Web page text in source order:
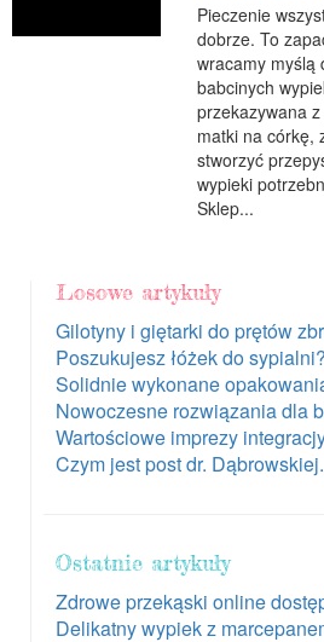
Pieczenie
dobrze. To
wracamy myślą
babcinych
przekazywana
matki na córkę,
stworzyć
wypieki
Sklep...
Losowe artykuły
Gilotyny i giętarki do prętów
Poszukujesz łóżek do sypialni?
Solidnie wykonane
Nowoczesne rozwiązania dla
Wartościowe imprezy
Czym jest post dr. Dąbrowskiej.
Ostatnie artykuły
Zdrowe przekąski online
Delikatny wypiek z